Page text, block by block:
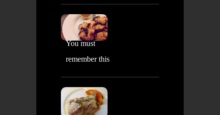
You must
remember this